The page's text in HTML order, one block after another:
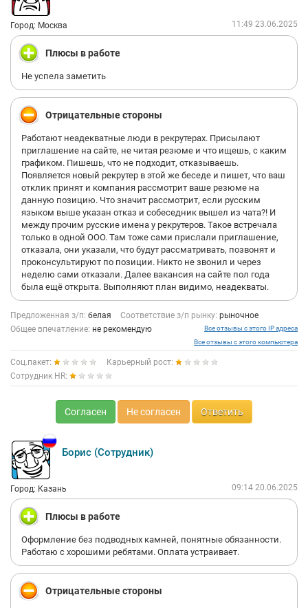
Город: Москва 11:49 23.06.2025
Плюсы в работе
Не успела заметить
Отрицательные стороны
Работают неадекватные люди в рекрутерах. Присылают
приглашение на сайте, не читая резюме и что ищешь, с каким
графиком. Пишешь, что не подходит, отказываешь.
Появляется новый рекрутер в этой же беседе и пишет, что ваш
отклик принят и компания рассмотрит ваше резюме на
данную позицию. Что значит рассмотрит, если русским
языком выше указан отказ и собеседник вышел из чата?! И
между прочим русские имена у рекрутеров. Такое встречала
только в одной OOO. Там тоже сами прислали приглашение,
отказала, они указали, что будут рассматривать, позвонят и
проконсультируют по позиции. Никто не звонил и через
неделю сами отказали. Далее вакансия на сайте пол года
была ещё открыта. Выполняют план видимо, неадекваты.
Предложенная з/п: белая Соответствие з/п рынку: рыночное
Общее впечатление: не рекомендую
Все отзывы с этого IP адреса
Все отзывы с этого компьютера
Соц.пакет:
Карьерный рост:
Сотрудник HR:
Согласен Не согласен Ответить
Борис (Сотрудник)
Город: Казань 09:14 20.06.2025
Плюсы в работе
Оформление без подводных камней, понятные обязанности.
Работаю с хорошими ребятами. Оплата устраивает.
Отрицательные стороны